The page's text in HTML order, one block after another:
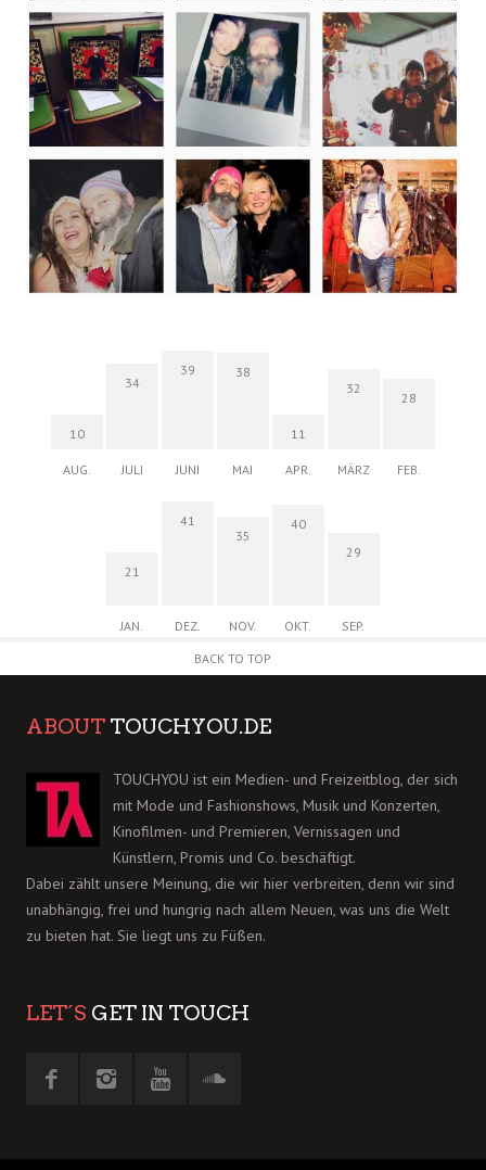
10
AUG.
34
JULI
39
JUNI
38
MAI
11
APR.
32
MÄRZ
28
FEB.
21
JAN.
41
DEZ.
35
NOV.
40
OKT.
29
SEP.
BACK TO TOP
ABOUT TOUCHYOU.DE
TOUCHYOU ist ein Medien- und Freizeitblog, der sich
mit Mode und Fashionshows, Musik und Konzerten,
Kinofilmen- und Premieren, Vernissagen und
Künstlern, Promis und Co. beschäftigt.
Dabei zählt unsere Meinung, die wir hier verbreiten, denn wir sind
unabhängig, frei und hungrig nach allem Neuen, was uns die Welt
zu bieten hat. Sie liegt uns zu Füßen.
LET´S GET IN TOUCH